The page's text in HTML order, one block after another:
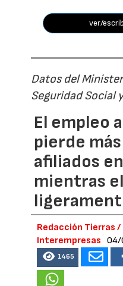
ver/
Datos del
Seguridad Social
El empleo
pierde
afiliados
mientras
Redacción Tierras /
Interempresas
04/
1465